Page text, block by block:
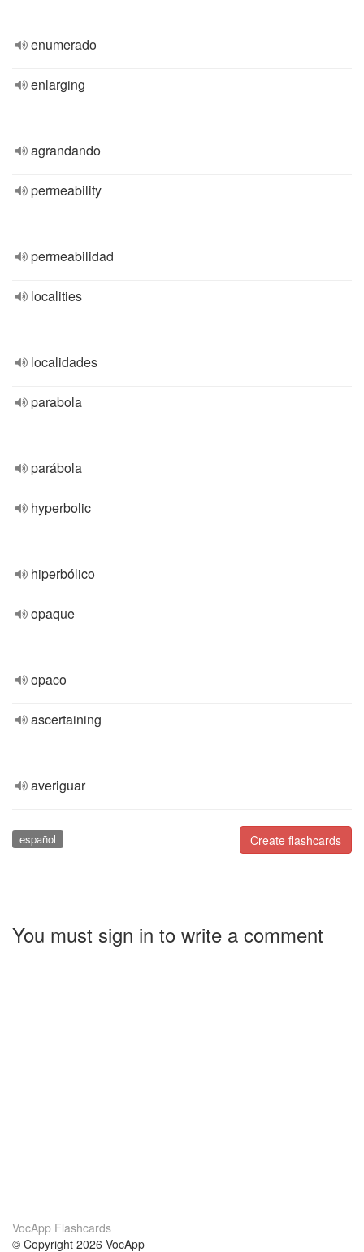
enumerado
enlarging
agrandando
permeability
permeabilidad
localities
localidades
parabola
parábola
hyperbolic
hiperbólico
opaque
opaco
ascertaining
averiguar
Create flashcards
español
You must sign in to write a comment
VocApp Flashcards
© Copyright 2026 VocApp